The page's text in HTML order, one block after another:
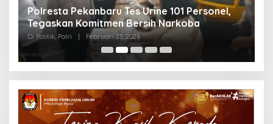
Polresta Pekanbaru Tes Urine 101 Personel,
Tegaskan Komitmen Bersih Narkoba
Di Politik, Polri Februari 23, 2026